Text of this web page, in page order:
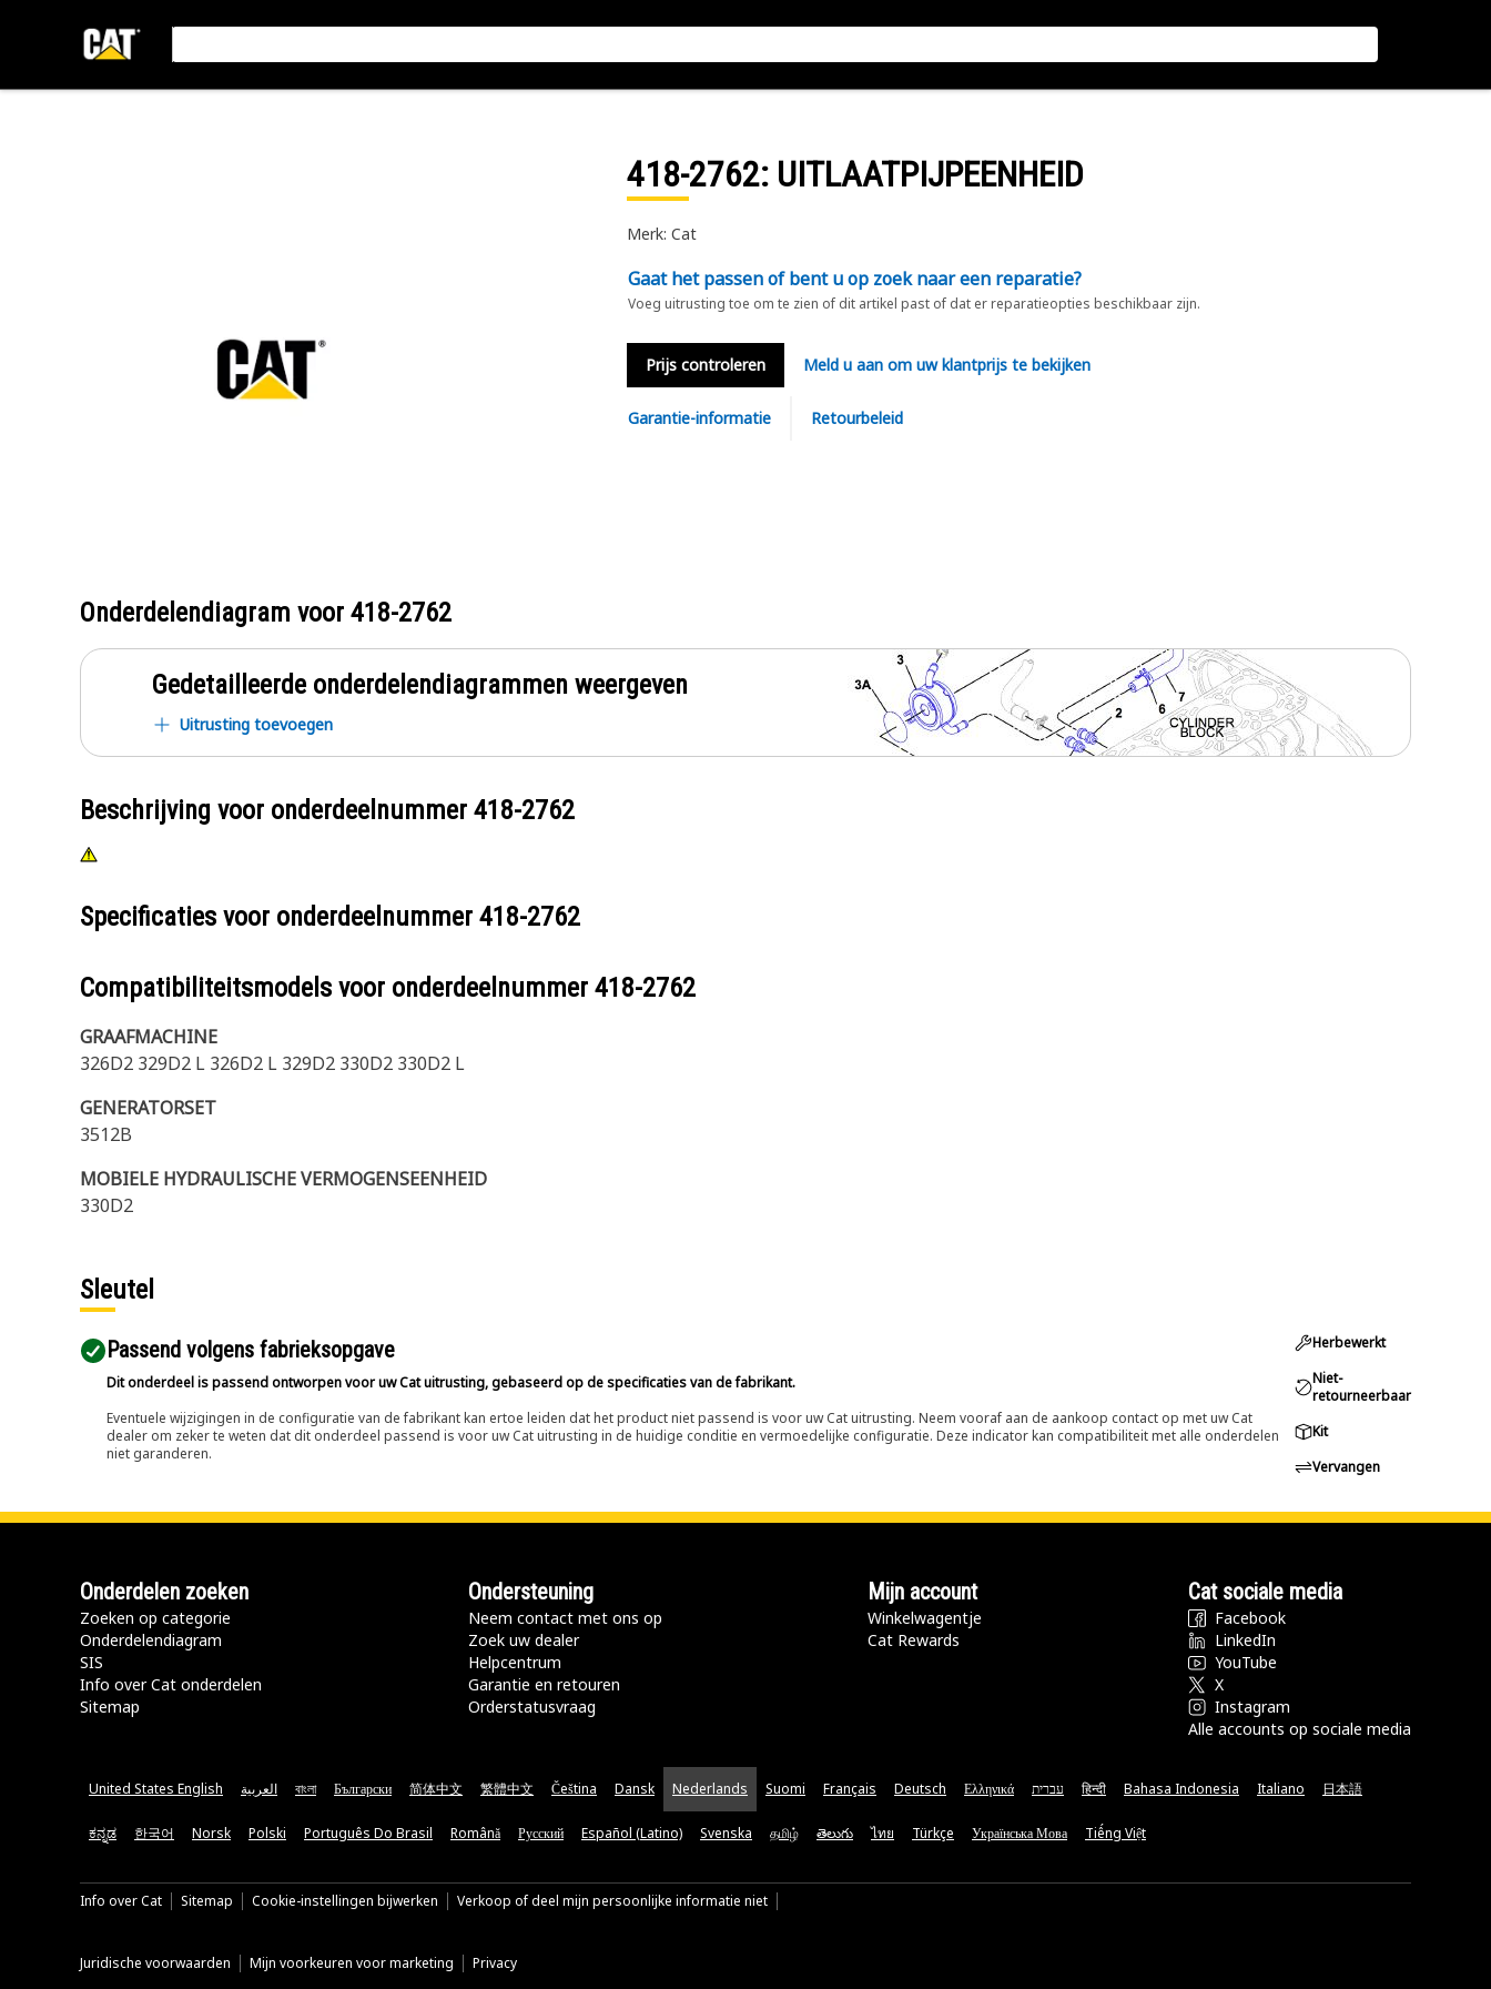
418-2762: UITLAATPIJPEENHEID
Merk: Cat
Gaat het passen of bent u op zoek naar een reparatie?
Voeg uitrusting toe om te zien of dit artikel past of dat er reparatieopties beschikbaar zijn.
Prijs controleren Meld u aan om uw klantprijs te bekijken
Garantie-informatie Retourbeleid
Onderdelendiagram voor 418-2762
Gedetailleerde onderdelendiagrammen weergeven
Uitrusting toevoegen
Beschrijving voor onderdeelnummer 418-2762
Specificaties voor onderdeelnummer 418-2762
Compatibiliteitsmodels voor onderdeelnummer 418-2762
GRAAFMACHINE
326D2 329D2 L 326D2 L 329D2 330D2 330D2 L
GENERATORSET
3512B
MOBIELE HYDRAULISCHE VERMOGENSEENHEID
330D2
Sleutel
Passend volgens fabrieksopgave
Dit onderdeel is passend ontworpen voor uw Cat uitrusting, gebaseerd op de specificaties van de fabrikant.
Eventuele wijzigingen in de configuratie van de fabrikant kan ertoe leiden dat het product niet passend is voor uw Cat uitrusting. Neem vooraf aan de aankoop contact op met uw Cat
dealer om zeker te weten dat dit onderdeel passend is voor uw Cat uitrusting in de huidige conditie en vermoedelijke configuratie. Deze indicator kan compatibiliteit met alle onderdelen
niet garanderen.
Herbewerkt
Niet-
retourneerbaar
Kit
Vervangen
Onderdelen zoeken
Zoeken op categorie
Onderdelendiagram
SIS
Info over Cat onderdelen
Sitemap
Ondersteuning
Neem contact met ons op
Zoek uw dealer
Helpcentrum
Garantie en retouren
Orderstatusvraag
Mijn account
Winkelwagentje
Cat Rewards
Cat sociale media
Facebook
LinkedIn
YouTube
X
Instagram
Alle accounts op sociale media
United States English العربية বাংলা Български 简体中文 繁體中文 Čeština Dansk Nederlands Suomi Français Deutsch Ελληνικά עברית हिन्दी Bahasa Indonesia Italiano 日本語
ಕನ್ನಡ 한국어 Norsk Polski Português Do Brasil Română Русский Español (Latino) Svenska தமிழ் తెలుగు ไทย Türkçe Українська Мова Tiếng Việt
Info over Cat Sitemap Cookie-instellingen bijwerken Verkoop of deel mijn persoonlijke informatie niet
Juridische voorwaarden Mijn voorkeuren voor marketing Privacy